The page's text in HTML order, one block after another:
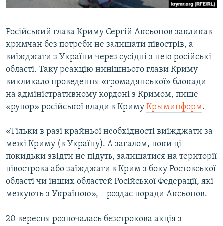
Усі сайти RFE/RL
Російський глава Криму Сергій Аксьонов закликав
кримчан без потреби не залишати півострів, а
виїжджати з України через сусідні з нею російські
області. Таку реакцію нинішнього глави Криму
викликало проведення «громадянської» блокади
на адміністративному кордоні з Кримом, пише
«рупор» російської влади в Криму Крыминформ.
«Тільки в разі крайньої необхідності виїжджати за
межі Криму (в Україну). А загалом, поки ці
покидьки звідти не підуть, залишатися на території
півострова або заїжджати в Крим з боку Ростовської
області чи інших областей Російської Федерації, які
межують з Україною», – роздає поради Аксьонов.
20 вересня розпочалась безстрокова акція з